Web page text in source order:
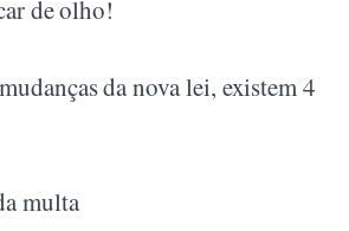
de olho!
da nova lei, existem 4
multa